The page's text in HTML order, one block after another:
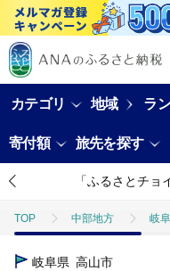
カテゴリ 地域 ラ
寄付額 旅先を探す
「ふるさとチ
TOP 中部地方 岐
TOP
岐阜県 高山市